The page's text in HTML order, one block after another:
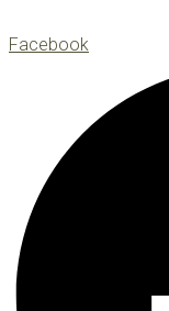
Facebook